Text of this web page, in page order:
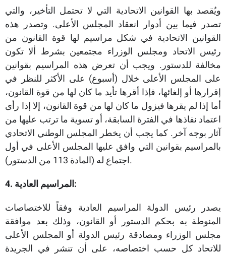
ويُقصد بها القوانين الاتحادية التي لا تحتمل التأخير، والتي
تصدر فيما بين أدوار انعقاد المجلس الأعلى. وتصدر هذه
القوانين الاتحادية في شكل مراسيم لها قوة القانون من
رئيس الاتحاد ومجلس الوزراء مجتمعين بشرط ألا تكون
مخالفة للدستور. ويجب أن تعرض هذه المراسيم بقوانين
على المجلس الأعلى خلال (أسبوع) على الأكثر للنظر في
إقرارها أو إلغائها، فإذا أقرها تأيد ما كان لها من قوة القانون،
أما إذا لم يقرها فيزول ما كان لها من قوة القانون، إلا إذا رأى
اعتماد نفاذها في الفترة السابقة، أو تسوية ما ترتب عليها من
آثار بوجه آخر. كما يجب أن يخطر المجلس الوطني الاتحادي
بالمراسيم بقوانين التي وافق عليها المجلس الأعلى في أول
اجتماع له (المادة 113 من الدستور).
4. المراسيم العادية:
يصدر رئيس الدولة المراسيم العادية وفقاً للاختصاصات
المنوطة به بحكم الدستور أو القانون، وذلك بعد موافقة
مجلس الوزراء ومصادقة رئيس الدولة أو المجلس الأعلى
للاتحاد كل حسب اختصاصه، على أن تنشر في الجريدة